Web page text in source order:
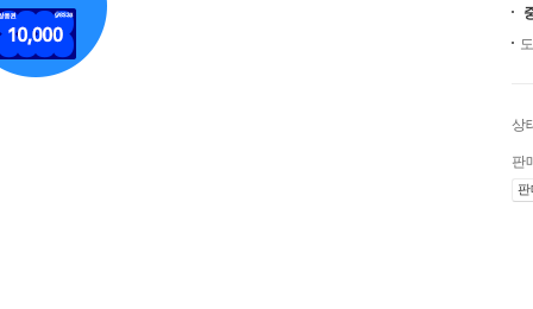
상
판
판